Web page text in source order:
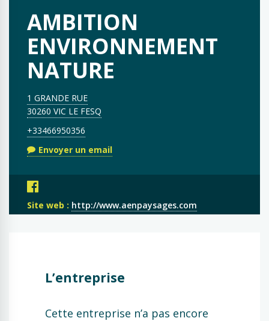
AMBITION
ENVIRONNEMENT
NATURE
1 GRANDE RUE
30260 VIC LE FESQ
+33466950356
Envoyer un email
Site web : http://www.aenpaysages.com
L’entreprise
Cette entreprise n’a pas encore